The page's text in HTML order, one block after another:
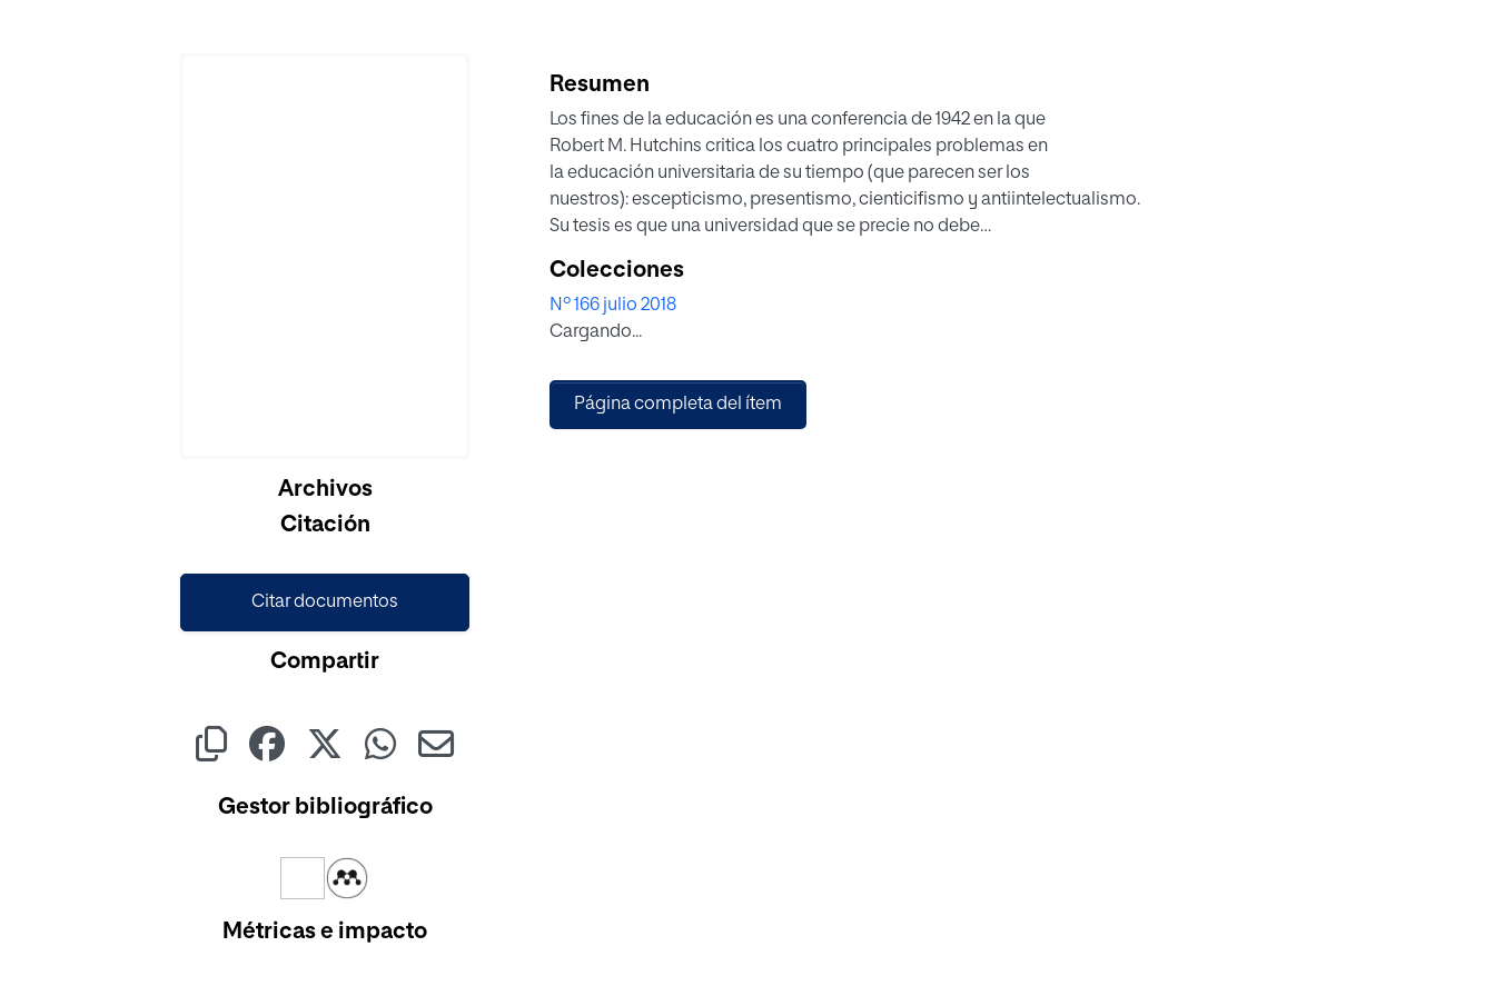
Archivos
Citación
Citar documentos
Compartir
Gestor bibliográfico
Métricas e impacto
Resumen
Los fines de la educación es una conferencia de 1942 en la que
Robert M. Hutchins critica los cuatro principales problemas en
la educación universitaria de su tiempo (que parecen ser los
nuestros): escepticismo, presentismo, cienticifismo y antiintelectualismo.
Su tesis es que una universidad que se precie no debe
mucho) a enseñarle a pensar. El papel de la filosofía (de la metafísica)
en esta tarea es fundamental.
Colecciones
Nº 166 julio 2018
Cargando...
Página completa del ítem